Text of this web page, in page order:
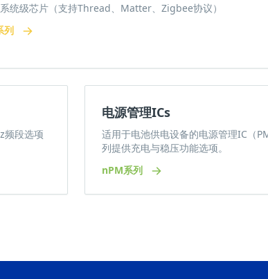
统级芯片（支持Thread、Matter、Zigbee协议）
列
频段选项
电源管理ICs
适用于电池供电设备的电源管理IC（
列提供充电与稳压功能选项。
nPM系列